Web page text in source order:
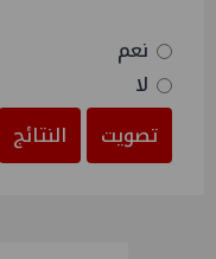
نعم
لا
تصويت
النتائج